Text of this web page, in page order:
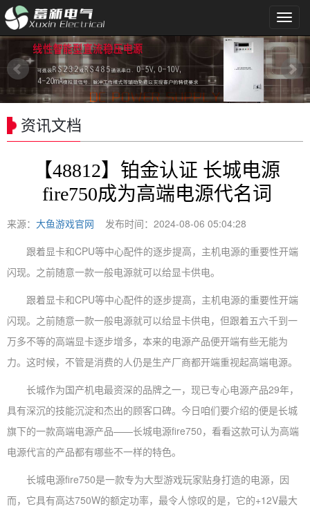
导
航
菜
单
资讯文档
【48812】铂金认证 长城电源
fire750成为高端电源代名词
来源： 大鱼游戏官网 发布时间：2024-08-06 05:04:28
跟着显卡和CPU等中心配件的逐步提高，主机电源的重要性开端
闪现。之前随意一款一般电源就可以给显卡供电。
跟着显卡和CPU等中心配件的逐步提高，主机电源的重要性开端
闪现。之前随意一款一般电源就可以给显卡供电，但跟着五六千到一
万多不等的高端显卡逐步增多，本来的电源产品便开端有些无能为
力。这时候，不管是消费的人仍是生产厂商都开端重视起高端电源。
长城作为国产机电最资深的品牌之一，现已专心电源产品29年，
具有深沉的技能沉淀和杰出的顾客口碑。今日咱们要介绍的便是长城
旗下的一款高端电源产品——长城电源fire750，看看这款可认为高端
电源代言的产品都有哪些不一样的特色。
长城电源fire750是一款专为大型游戏玩家贴身打造的电源，因
而，它具有高达750W的额定功率，最令人惊叹的是，它的+12V最大